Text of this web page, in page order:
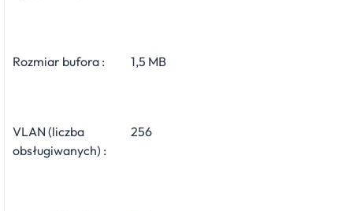
Rozmiar bufora : 1,5 MB
VLAN (liczba
obsługiwanych) :
256